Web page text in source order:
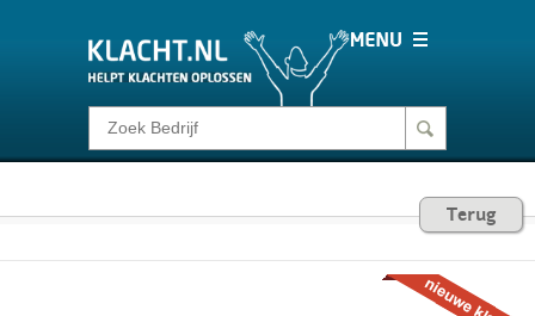
Klacht melden
Consumentenrecht Terug